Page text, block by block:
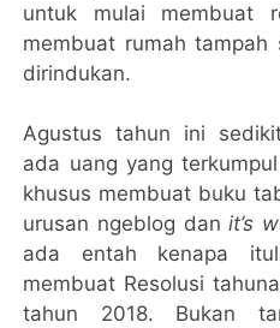
untuk mulai membuat
membuat rumah tampah
dirindukan.
Agustus tahun ini
ada uang yang
khusus membuat buku
urusan ngeblog danit’s
ada entah kenapa
membuat Resolusi
tahun 2018. Bukan